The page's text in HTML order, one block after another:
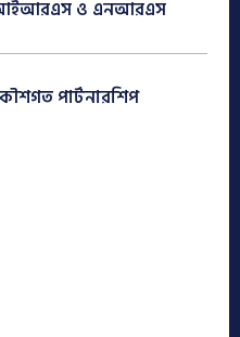
ও এনআরএস
পার্টনারশিপ